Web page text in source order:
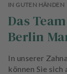
IN GUTEN HÄNDEN
Das
Berlin
In unserer
können Sie